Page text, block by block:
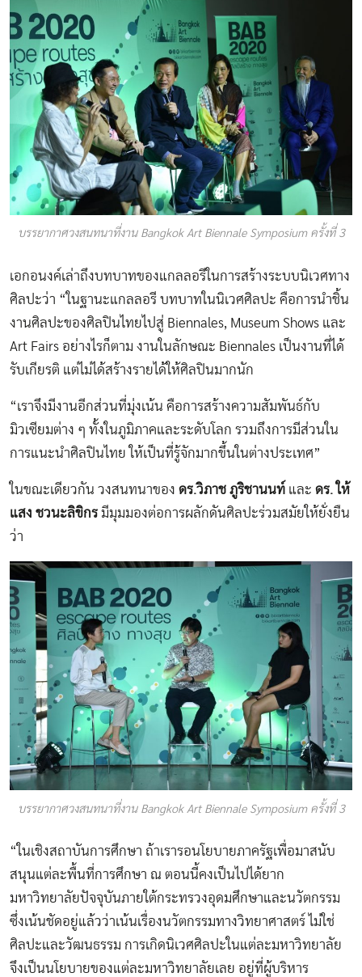
บรรยากาศวงสนทนาที่งาน Bangkok Art Biennale Symposium ครั้งที่ 3
เอกอนงค์เล่าถึงบทบาทของแกลลอรีในการสร้างระบบนิเวศทาง
ศิลปะว่า “ในฐานะแกลลอรี บทบาทในนิเวศศิลปะ คือการนำชิ้น
งานศิลปะของศิลปินไทยไปสู่ Biennales, Museum Shows และ
Art Fairs อย่างไรก็ตาม งานในลักษณะ Biennales เป็นงานที่ได้
รับเกียรติ แต่ไม่ได้สร้างรายได้ให้ศิลปินมากนัก
“เราจึงมีงานอีกส่วนที่มุ่งเน้น คือการสร้างความสัมพันธ์กับ
มิวเซียมต่าง ๆ ทั้งในภูมิภาคและระดับโลก รวมถึงการมีส่วนใน
การแนะนำศิลปินไทย ให้เป็นที่รู้จักมากขึ้นในต่างประเทศ”
ในขณะเดียวกัน วงสนทนาของ ดร.วิภาช ภูริชานนท์ และ ดร. ให้
แสง ชวนะลิขิกร มีมุมมองต่อการผลักดันศิลปะร่วมสมัยให้ยั่งยืน
ว่า
บรรยากาศวงสนทนาที่งาน Bangkok Art Biennale Symposium ครั้งที่ 3
“ในเชิงสถาบันการศึกษา ถ้าเรารอนโยบายภาครัฐเพื่อมาสนับ
สนุนแต่ละพื้นที่การศึกษา ณ ตอนนี้คงเป็นไปได้ยาก
มหาวิทยาลัยปัจจุบันภายใต้กระทรวงอุดมศึกษาและนวัตกรรม
ซึ่งเน้นชัดอยู่แล้วว่าเน้นเรื่องนวัตกรรมทางวิทยาศาสตร์ ไม่ใช่
ศิลปะและวัฒนธรรม การเกิดนิเวศศิลปะในแต่ละมหาวิทยาลัย
จึงเป็นนโยบายของแต่ละมหาวิทยาลัยเลย อยู่ที่ผู้บริหาร